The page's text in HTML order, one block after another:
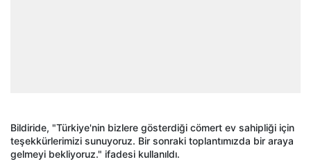
Bildiride, "Türkiye'nin bizlere gösterdiği cömert ev sahipliği için
teşekkürlerimizi sunuyoruz. Bir sonraki toplantımızda bir araya
gelmeyi bekliyoruz." ifadesi kullanıldı.